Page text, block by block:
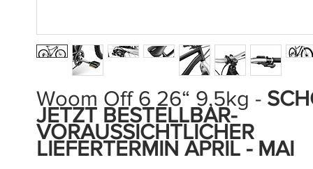
Woom Off 6 26“ 9,5kg -
JETZT BESTELLBAR-
VORAUSSICHTLICHER
LIEFERTERMIN APRIL - MAI